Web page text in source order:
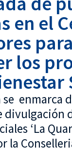
en el
los
se enmarca
divulgación
‘La
la